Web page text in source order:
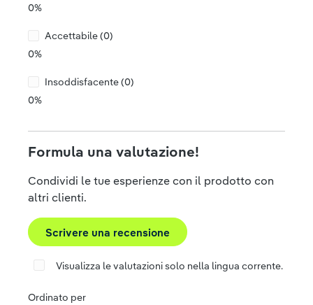
0%
Accettabile (0)
0%
Insoddisfacente (0)
0%
Formula una valutazione!
Condividi le tue esperienze con il prodotto con
altri clienti.
Scrivere una recensione
Visualizza le valutazioni solo nella lingua corrente.
Ordinato per